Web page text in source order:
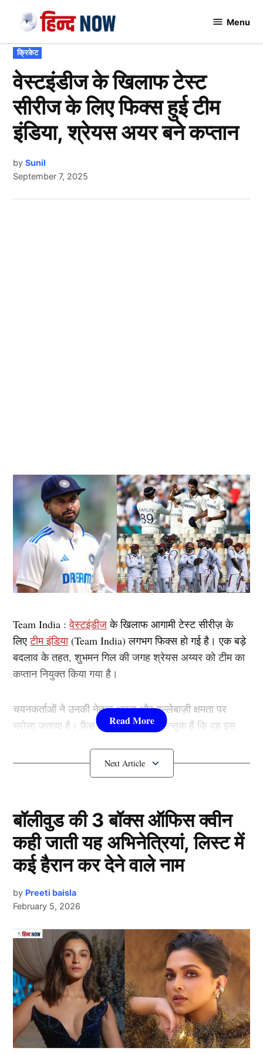
content
Menu
POSTED
IN
क्रिकेट
वेस्टइंडीज के खिलाफ टेस्ट
सीरीज के लिए फिक्स हुई टीम
इंडिया, श्रेयस अयर बने कप्तान
by Sunil
September 7, 2025
Team India :वेस्टइंडीजके खिलाफ आगामी टेस्ट सीरीज़ के
लिएटीम इंडिया(Team India) लगभग फिक्स हो गई है। एक बड़े
बदलाव के तहत, शुभमन गिल की जगह श्रेयस अय्यर को टीम का
कप्तान नियुक्त किया गया है।
चयनकर्ताओं ने उनकी नेतृत्व क्षमता और बल्लेबाज़ी क्षमता पर
भरोसा जताया है। फैंस यह देखने के लिए उत्सुक हैं कि वह इस
नया मौका
श्रेयस अय्यर (Shreyas Iyer)भले ही टीम इंडिया (Team India)
कीएशिया कप 2025(Asia Cup 2025) टीम में जगह बनाने से
चूक गए हों, लेकिन चयनकर्ताओं ने उन्हें एक बार फिर खुद को
साबित करने का सुनहरा मौका दिया है।
Next Article
बॉलीवुड की 3 बॉक्स ऑफिस क्वीन
कही जाती यह अभिनेत्रियां, लिस्ट में
कई हैरान कर देने वाले नाम
by Preeti baisla
February 5, 2026